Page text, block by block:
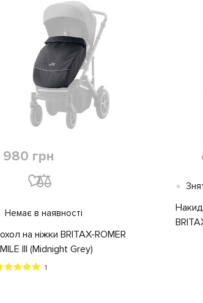
980 грн
Немає в наявності
на ніжки BRITAX-ROMER
III (Midnight Grey)
1
•